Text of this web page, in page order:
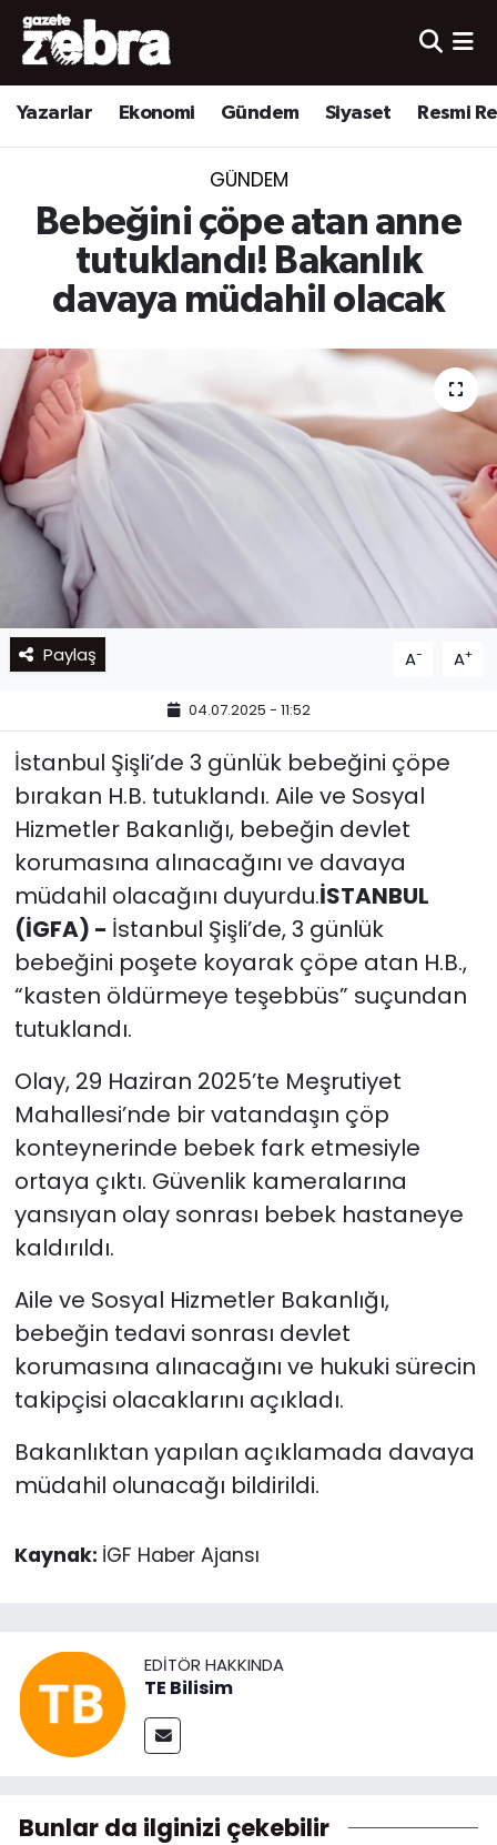
Yazarlar Ekonomi Gündem Siyaset Resmi
GÜNDEM
Bebeğini çöpe atan anne
tutuklandı! Bakanlık
davaya müdahil olacak
Paylaş A- A+
04.07.2025 - 11:52
İstanbul Şişli’de 3 günlük bebeğini çöpe
bırakan H.B. tutuklandı. Aile ve Sosyal
Hizmetler Bakanlığı, bebeğin devlet
korumasına alınacağını ve davaya
müdahil olacağını duyurdu.İSTANBUL
(İGFA) - İstanbul Şişli’de, 3 günlük
bebeğini poşete koyarak çöpe atan H.B.,
“kasten öldürmeye teşebbüs” suçundan
tutuklandı.
Olay, 29 Haziran 2025’te Meşrutiyet
Mahallesi’nde bir vatandaşın çöp
konteynerinde bebek fark etmesiyle
ortaya çıktı. Güvenlik kameralarına
yansıyan olay sonrası bebek hastaneye
kaldırıldı.
Aile ve Sosyal Hizmetler Bakanlığı,
bebeğin tedavi sonrası devlet
korumasına alınacağını ve hukuki sürecin
takipçisi olacaklarını açıkladı.
Bakanlıktan yapılan açıklamada davaya
müdahil olunacağı bildirildi.
Kaynak: İGF Haber Ajansı
EDITÖR HAKKINDA
TE Bilisim
Bunlar da ilginizi çekebilir
Yazarlar
Ekonomi
Yerel
Spor
Nöbetçi Eczaneler
Hava Durumu
Süper Lig Puan Durumu ve Fikstür
Tüm Manşetler
Son Dakika Haberleri
Haber Arşivi